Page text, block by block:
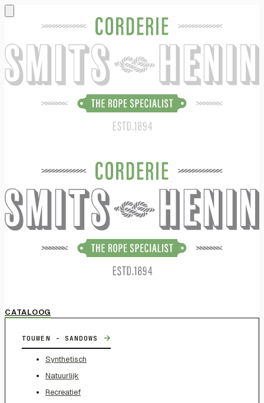
CATALOOG
TOUWEN - SANDOWS →
Synthetisch
Natuurlijk
Recreatief